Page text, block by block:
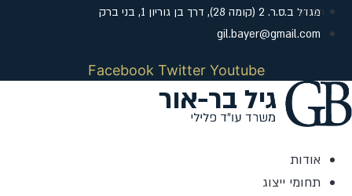
דלג
לתוכן
מגדל ב.ס.ר. 2 (קומה 28), דרך בן גוריון 1, בני ברק
gil.bayer@gmail.com
Facebook Twitter Youtube
אודות
תחומי ייצוג